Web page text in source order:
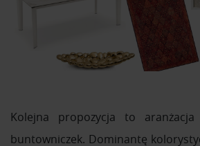
Kolejna propozycja to
buntowniczek. Dominantę